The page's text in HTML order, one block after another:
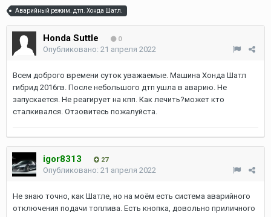
Аварийный режим. дтп. Хонда Шатл.
Honda Suttle 0
Опубликовано: 21 апреля 2022
Всем доброго времени суток уважаемые. Машина Хонда Шатл
гибрид 2016гв. После небольшого дтп ушла в аварию. Не
запускается. Не реагирует на кпп. Как лечить?может кто
сталкивался. Отзовитесь пожалуйста.
igor8313 27
Опубликовано: 21 апреля 2022
Не знаю точно, как Шатле, но на моём есть система аварийного
отключения подачи топлива. Есть кнопка, довольно приличного